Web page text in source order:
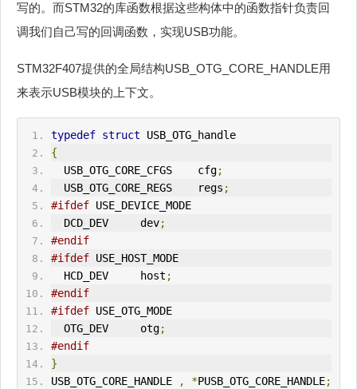
写的。而STM32的库函数根据这些构体中的函数指针负责回
调我们自己写的回调函数，实现USB功能。
STM32F407提供的全局结构USB_OTG_CORE_HANDLE用
来表示USB模块的上下文。
typedef struct USB_OTG_handle
{
  USB_OTG_CORE_CFGS    cfg
;
  USB_OTG_CORE_REGS    regs
;
#ifdef USE_DEVICE_MODE
  DCD_DEV     dev
;
#endif
#ifdef USE_HOST_MODE
  HCD_DEV     host
;
#endif
#ifdef USE_OTG_MODE
  OTG_DEV     otg
;
#endif
}
USB_OTG_CORE_HANDLE
, *PUSB_OTG_CORE_HANDLE;